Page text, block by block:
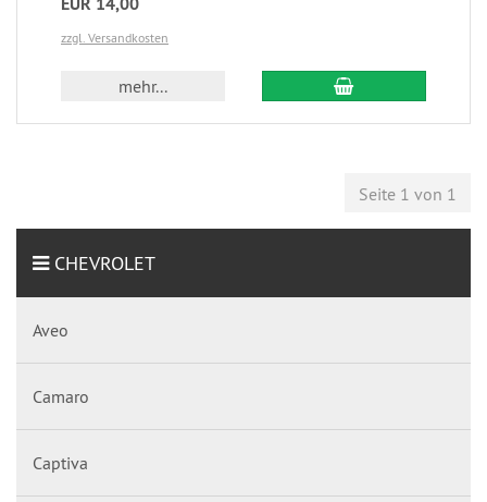
zzgl. Versandkosten
mehr...
Seite 1 von 1
CHEVROLET
Aveo
Camaro
Captiva